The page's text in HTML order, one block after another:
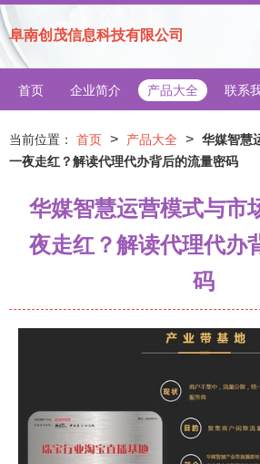
阜南创茂信息科技有限公司
首页 企业简介 产品大全 联系
当前位置： 首页 > 产品大全 > 华媒智慧
一夜走红？解读代理代办背后的流量密码
华媒智慧运营模式与市
夜走红？解读代理代办
码